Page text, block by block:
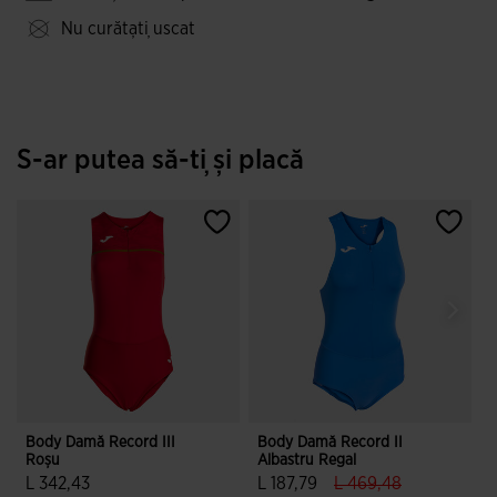
Nu curățați uscat
S-ar putea să-ți și placă
Body Damă Record III
Roșu
L 342,43
Body Damă Record II
Albastru Regal
L 187,79 L 469,48